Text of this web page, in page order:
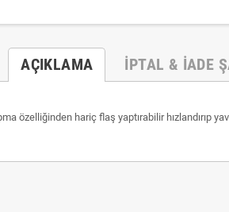
AÇIKLAMA İPTAL & İADE
özelliğinden hariç flaş yaptırabilir hızlandırıp